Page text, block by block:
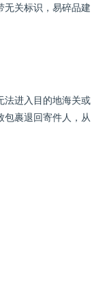
无关标识，易碎品建
法进入目的地海关或
包裹退回寄件人，从